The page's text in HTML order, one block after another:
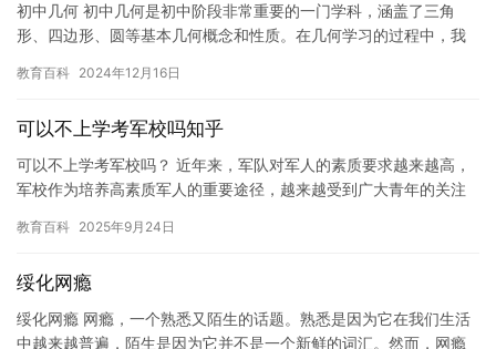
初中几何 初中几何是初中阶段非常重要的一门学科，涵盖了三角
形、四边形、圆等基本几何概念和性质。在几何学习的过程中，我
思维方…
教育百科 2024年12月16日
可以不上学考军校吗知乎
可以不上学考军校吗？ 近年来，军队对军人的素质要求越来越高，
军校作为培养高素质军人的重要途径，越来越受到广大青年的关注
备一…
教育百科 2025年9月24日
绥化网瘾
绥化网瘾 网瘾，一个熟悉又陌生的话题。熟悉是因为它在我们生活
中越来越普遍，陌生是因为它并不是一个新鲜的词汇。然而，网瘾